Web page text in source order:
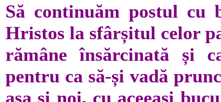
Să continuăm postul
Hristos la sfârșitul celor
rămâne însărcinată și
pentru ca să-și vadă
așa și noi, cu aceeași